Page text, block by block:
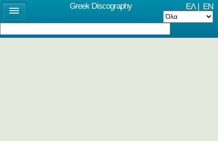
ΕΛ| EN
Greek Discography